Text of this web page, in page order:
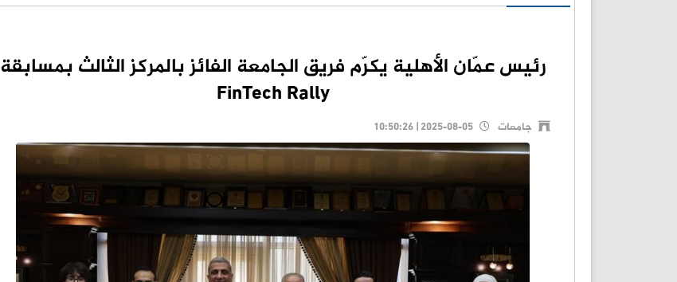
رئيس عمّان الأهلية يكرّم فريق الجامعة الفائز بالمركز الثالث بمسابقة
FinTech Rally
جامعات